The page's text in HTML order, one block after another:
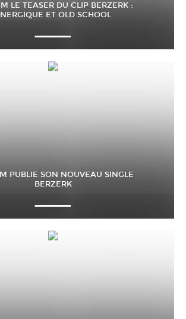
LE TEASER DU CLIP BERZERK :
ET OLD SCHOOL
PUBLIE SON NOUVEAU SINGLE
BERZERK